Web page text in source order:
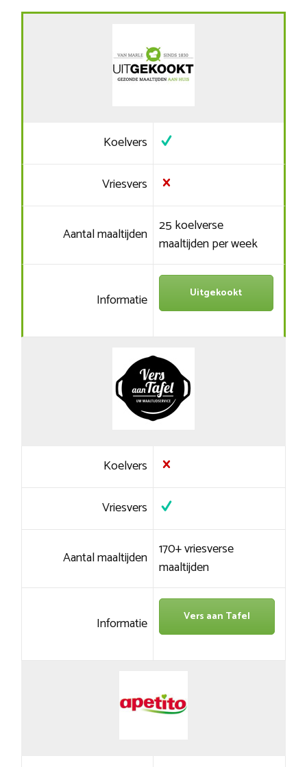
Koelvers
Vriesvers
Aantal maaltijden 25 koelverse
maaltijden per week
Informatie Uitgekookt
Koelvers
Vriesvers
Aantal maaltijden 170+ vriesverse
maaltijden
Informatie Vers aan Tafel